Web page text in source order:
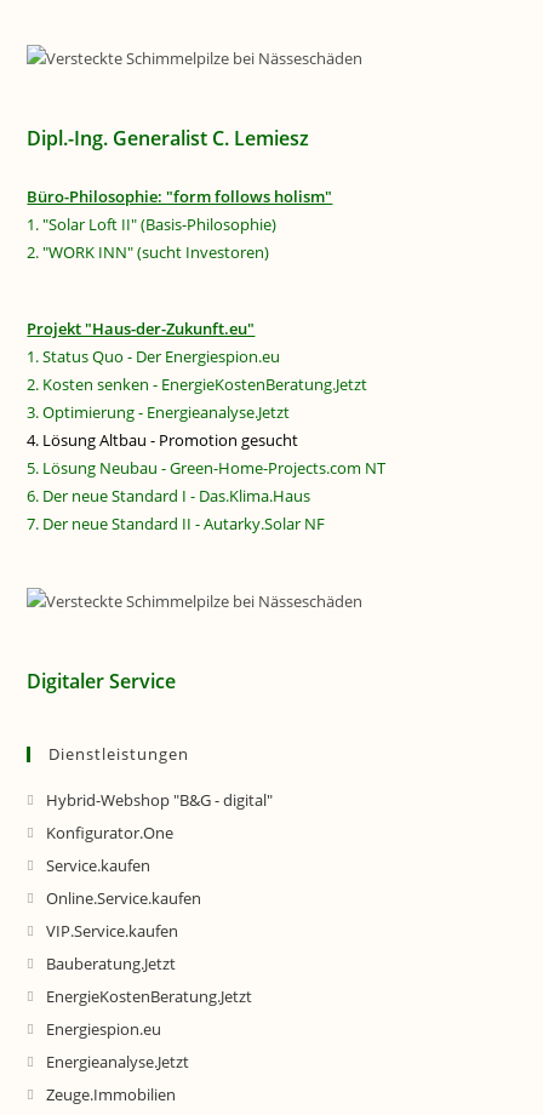
Dipl.-Ing. Generalist C. Lemiesz
Büro-Philosophie: "form follows holism"
1. "Solar Loft II" (Basis-Philosophie)
2. "WORK INN" (sucht Investoren)
Projekt "Haus-der-Zukunft.eu"
1. Status Quo - Der Energiespion.eu
2. Kosten senken - EnergieKostenBeratung.Jetzt
3. Optimierung - Energieanalyse.Jetzt
4. Lösung Altbau - Promotion gesucht
5. Lösung Neubau - Green-Home-Projects.com NT
6. Der neue Standard I - Das.Klima.Haus
7. Der neue Standard II - Autarky.Solar NF
Digitaler Service
Dienstleistungen
Hybrid-Webshop "B&G - digital"
Konfigurator.One
Service.kaufen
Online.Service.kaufen
VIP.Service.kaufen
Bauberatung.Jetzt
EnergieKostenBeratung.Jetzt
Energiespion.eu
Energieanalyse.Jetzt
Zeuge.Immobilien